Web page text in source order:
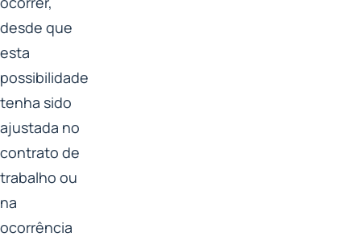
desde que
esta
possibilidade
tenha sido
ajustada no
contrato de
trabalho ou
na
ocorrência